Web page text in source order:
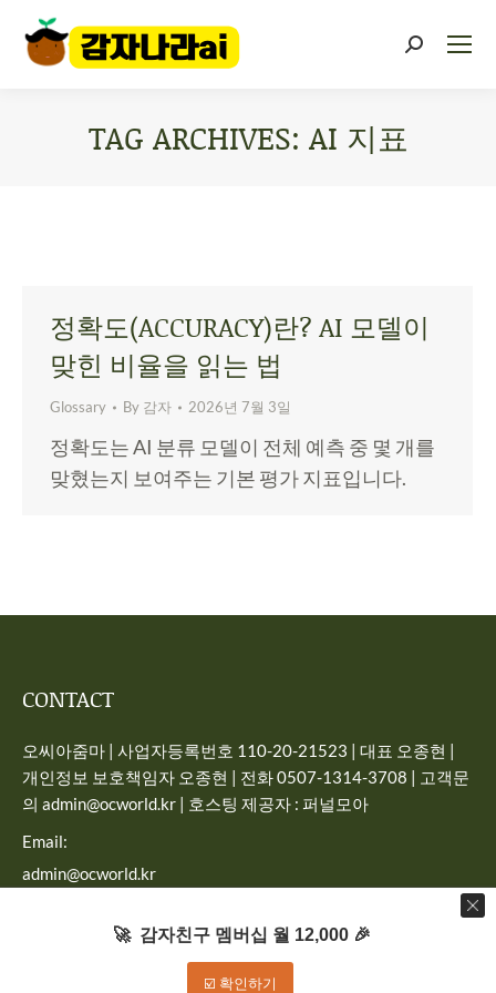
TAG ARCHIVES: AI 지표
정확도(ACCURACY)란? AI 모델이
맞힌 비율을 읽는 법
Glossary By 감자 2026년 7월 3일
정확도는 AI 분류 모델이 전체 예측 중 몇 개를
맞혔는지 보여주는 기본 평가 지표입니다.
CONTACT
오씨아줌마 | 사업자등록번호 110-20-21523 | 대표 오종현 |
개인정보 보호책임자 오종현 | 전화 0507-1314-3708 | 고객문
의 admin@ocworld.kr | 호스팅 제공자 : 퍼널모아
Email:
admin@ocworld.kr
🚀 감자친구 멤버십 월 12,000 🎉
☑️ 확인하기